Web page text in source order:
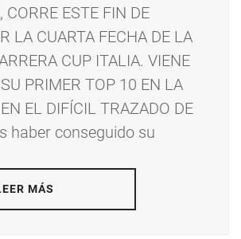
CORRE ESTE FIN DE
LA CUARTA FECHA DE LA
CUP ITALIA. VIENE
PRIMER TOP 10 EN LA
EL DIFÍCIL TRAZADO DE
haber conseguido su
MÁS